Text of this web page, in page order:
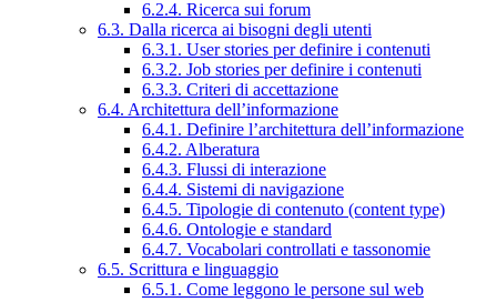
6.2.4. Ricerca sui forum
6.3. Dalla ricerca ai bisogni degli utenti
6.3.1. User stories per definire i contenuti
6.3.2. Job stories per definire i contenuti
6.3.3. Criteri di accettazione
6.4. Architettura dell’informazione
6.4.1. Definire l’architettura dell’informazione
6.4.2. Alberatura
6.4.3. Flussi di interazione
6.4.4. Sistemi di navigazione
6.4.5. Tipologie di contenuto (content type)
6.4.6. Ontologie e standard
6.4.7. Vocabolari controllati e tassonomie
6.5. Scrittura e linguaggio
6.5.1. Come leggono le persone sul web